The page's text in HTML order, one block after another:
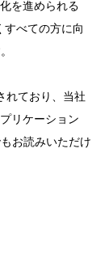
を進められる
すべての方に向
れており、当社
リケーション
お読みいただけ